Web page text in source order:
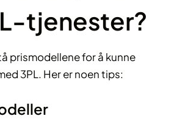
tjenester?
prismodellene for å kunne
3PL. Her er noen tips: